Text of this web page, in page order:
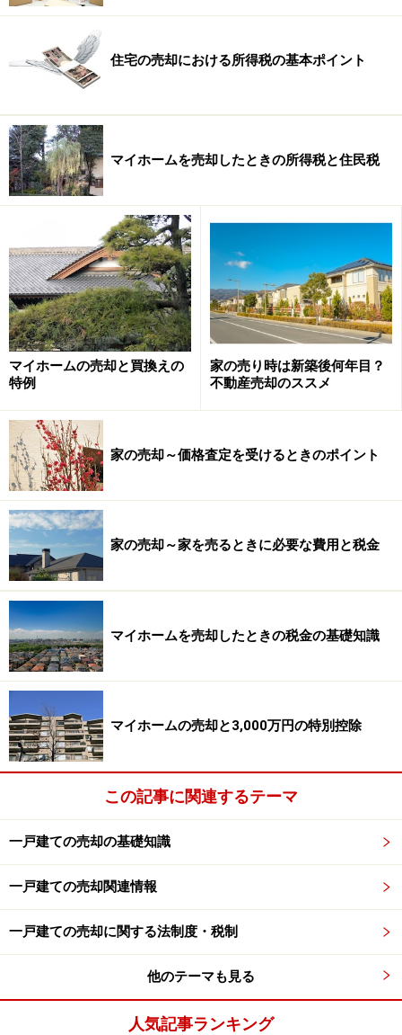
中古住宅の購入希望者からみたとき、いつどのようなメ
ンテナンスをしたのかが明確な住宅と、すべてがあいま
いな住宅があれば、前者を選びたくなるのは当然のこと
でしょう。
中古住宅の「履歴書」について、まだ一般にはあまり認
知されていないかもしれませんが、これからは次第に普
及が進んでいくだろうと考えられます。時代の流れを先
取りして、あなたの家についても過去の記録をしっかり
と整理しておいたほうが得策です。
テナンスをしていないときに、わざわざ「何もやってま
せん」と書面で明示する必要もないでしょうが……。
耐震診断は受けるべき？
宅地建物取引士は買主に対し、耐震診断の有無および
（診断を受けた場合は）その内容を重要事項として説明
しなければならないことになっています。ただし、これ
は耐震診断が義務付けられているのではなく、診断を受
けていなければ「耐震診断－無」だけで済みます。
しかし、建物の耐震性能についての購入希望者の関心は
高く、とくに1981年（昭和56年）の
物（1981年５月31日以前に建築確認を受けたもの）の場
は買主になかなか納得してもらえないでしょう。
買主がその建物を取り壊して新築する予定であれば（あ
るいはそのような買主に限定して売却先を探すのであれ
ば）、耐震診断を受けなくてもあまり問題にはなりませ
住宅の売却における所得税の基本ポイント
マイホームを売却したときの所得税と住民税
マイホームの売却と買換えの
特例
家の売り時は新築後何年目？
不動産売却のススメ
家の売却～価格査定を受けるときのポイント
家の売却～家を売るときに必要な費用と税金
マイホームを売却したときの税金の基礎知識
マイホームの売却と3,000万円の特別控除
この記事に関連するテーマ
一戸建ての売却の基礎知識
一戸建ての売却関連情報
一戸建ての売却に関する法制度・税制
他のテーマも見る
人気記事ランキング